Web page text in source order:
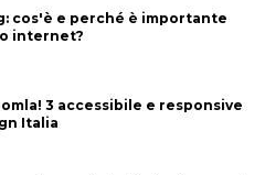
cos'è e perché è importante
internet?
3 accessibile e responsive
Italia